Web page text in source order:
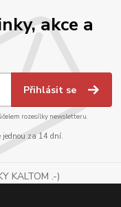
akce a
Přihlásit se
rozesílky newsletteru.
za 14 dní.
KALTOM .-)